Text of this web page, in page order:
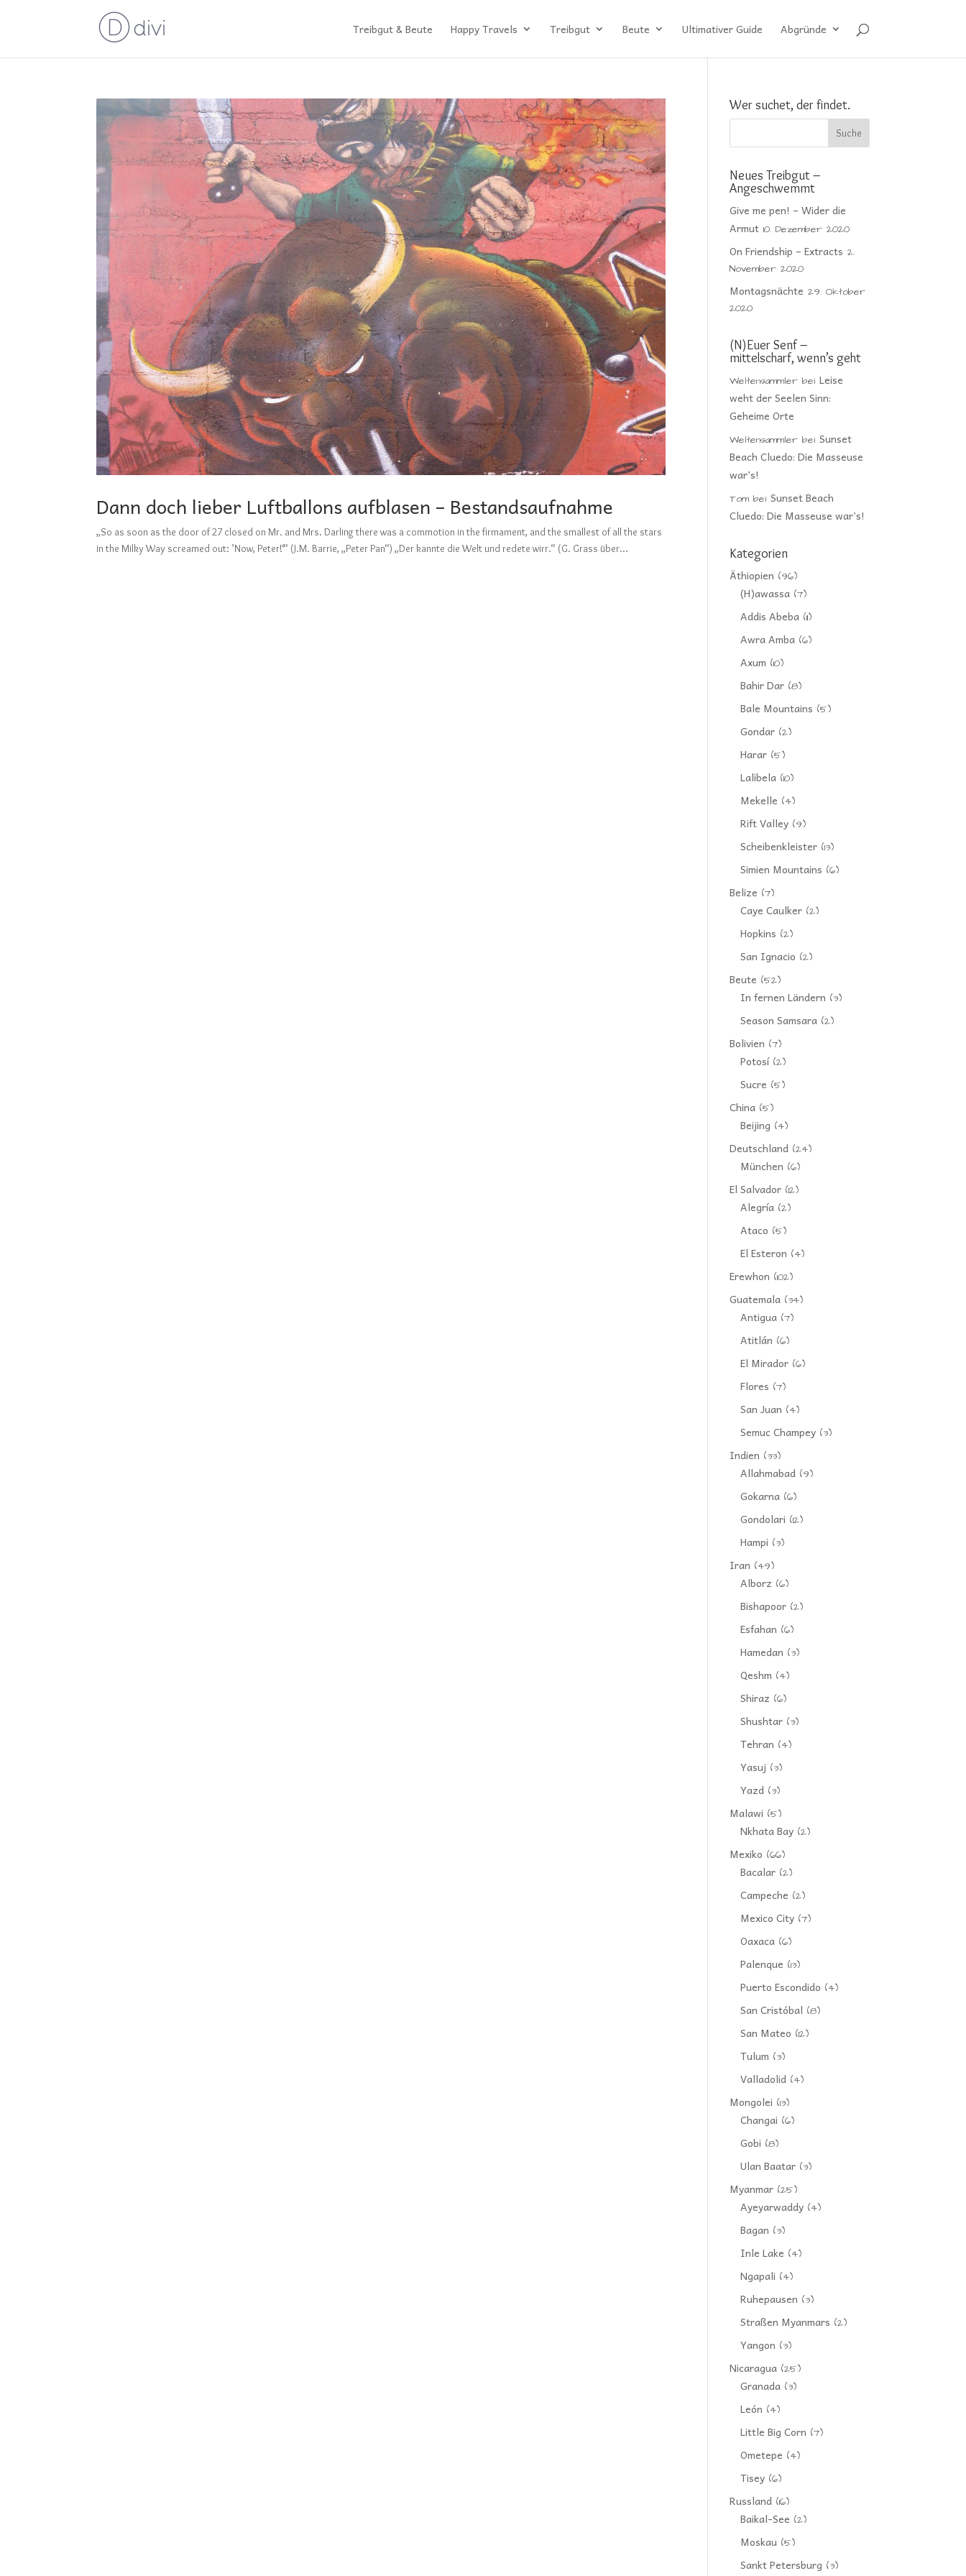
Treibgut & Beute Happy Travels Treibgut Beute Ultimativer Guide Abgründe
Dann doch lieber Luftballons aufblasen – Bestandsaufnahme
„So as soon as the door of 27 closed on Mr. and Mrs. Darling there was a commotion in the firmament, and the smallest of all the stars
in the Milky Way screamed out: ’Now, Peter!‘“ (J.M. Barrie, „Peter Pan“) „Der kannte die Welt und redete wirr.“ (G. Grass über...
Wer suchet, der findet.
Neues Treibgut –
Angeschwemmt
Give me pen! – Wider die
Armut 10. Dezember 2020
On Friendship – Extracts 2.
November 2020
Montagsnächte 29. Oktober
2020
(N)Euer Senf –
mittelscharf, wenn’s geht
Weltensammler beiLeise
weht der Seelen Sinn:
Geheime Orte
Weltensammler beiSunset
Beach Cluedo: Die Masseuse
war’s!
Tom beiSunset Beach
Cluedo: Die Masseuse war’s!
Kategorien
Äthiopien (96)
(H)awassa (7)
Addis Abeba (11)
Awra Amba (6)
Axum (10)
Bahir Dar (8)
Bale Mountains (5)
Gondar (2)
Harar (5)
Lalibela (10)
Mekelle (4)
Rift Valley (9)
Scheibenkleister (13)
Simien Mountains (6)
Belize (7)
Caye Caulker (2)
Hopkins (2)
San Ignacio (2)
Beute (52)
In fernen Ländern (3)
Season Samsara (2)
Bolivien (7)
Potosí(2)
Sucre (5)
China (5)
Beijing (4)
Deutschland (24)
München (6)
El Salvador (12)
Alegría (2)
Ataco (5)
El Esteron (4)
Erewhon (102)
Guatemala (34)
Antigua (7)
Atitlán (6)
El Mirador (6)
Flores (7)
San Juan (4)
Semuc Champey (3)
Indien (33)
Allahmabad (9)
Gokarna (6)
Gondolari (12)
Hampi (3)
Iran (49)
Alborz (6)
Bishapoor (2)
Esfahan (6)
Hamedan (3)
Qeshm (4)
Shiraz (6)
Shushtar (3)
Tehran (4)
Yasuj (3)
Yazd (3)
Malawi (5)
Nkhata Bay (2)
Mexiko (66)
Bacalar (2)
Campeche (2)
Mexico City (7)
Oaxaca (6)
Palenque (13)
Puerto Escondido (4)
San Cristóbal (8)
San Mateo (12)
Tulum (3)
Valladolid (4)
Mongolei (13)
Changai (6)
Gobi (8)
Ulan Baatar (3)
Myanmar (25)
Ayeyarwaddy (4)
Bagan (3)
Inle Lake (4)
Ngapali (4)
Ruhepausen (3)
Straßen Myanmars (2)
Yangon (3)
Nicaragua (25)
Granada (3)
León (4)
Little Big Corn (7)
Ometepe (4)
Tisey (6)
Russland (16)
Baikal-See (2)
Moskau (5)
Sankt Petersburg (3)